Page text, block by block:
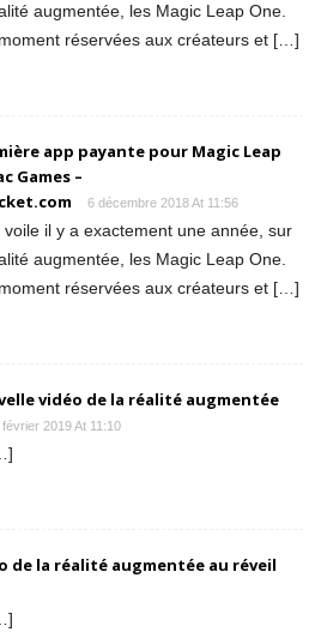
augmentée, les Magic Leap One.
réservées aux créateurs et […]
app payante pour Magic Leap
Games –
6 décembre 2018 At 11:56
il y a exactement une année, sur
augmentée, les Magic Leap One.
réservées aux créateurs et […]
vidéo de la réalité augmentée
février 2019 At 11:10
de la réalité augmentée au réveil